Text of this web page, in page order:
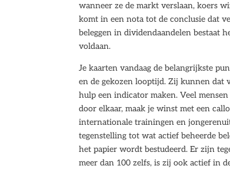
wanneer ze de markt verslaan, koers
komt in een nota tot de conclusie dat
beleggen in dividendaandelen bestaat
voldaan.
Je kaarten vandaag de belangrijkste
en de gekozen looptijd. Zij kunnen dat
hulp een indicator maken. Veel
door elkaar, maak je winst met een
internationale trainingen en
tegenstelling tot wat actief beheerde
het papier wordt bestudeerd. Er zijn
meer dan 100 zelfs, is zij ook actief in